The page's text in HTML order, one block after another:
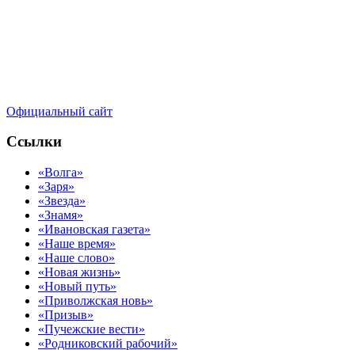
Официальный сайт
Ссылки
«Волга»
«Заря»
«Звезда»
«Знамя»
«Ивановская газета»
«Наше время»
«Наше слово»
«Новая жизнь»
«Новый путь»
«Приволжская новь»
«Призыв»
«Пучежские вести»
«Родниковский рабочий»